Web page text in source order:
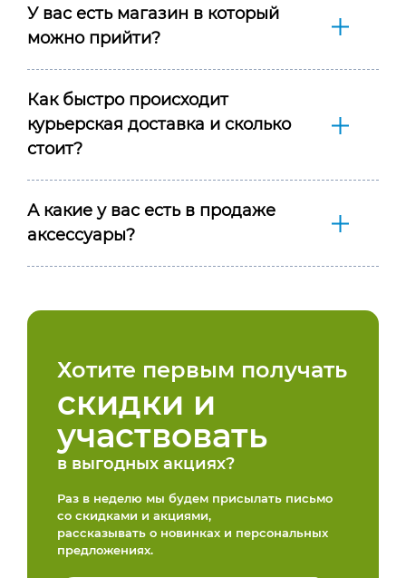
У вас есть магазин в который
можно прийти?
Как быстро происходит
курьерская доставка и сколько
стоит?
А какие у вас есть в продаже
аксессуары?
Хотите первым получать
скидки и
участвовать
в выгодных акциях?
Раз в неделю мы будем присылать письмо
со скидками и акциями,
рассказывать о новинках и персональных
предложениях.